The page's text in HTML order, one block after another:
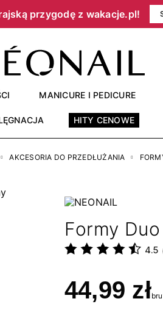
przygodę z wakacje.pl!​
MANICURE I PEDICURE
HITY CENOWE
AKCESORIA DO PRZEDŁUŻANIA
Formy
4.5
44,99 zł